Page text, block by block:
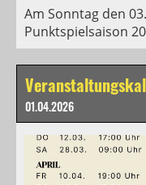
Am Sonntag den
Punktspielsaison
01.04.2026